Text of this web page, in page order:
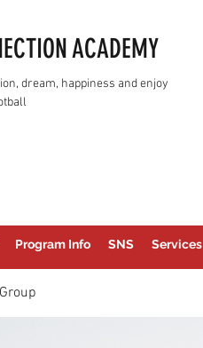
ACADEMY
dream, happiness and enjoy
Program Info SNS Services